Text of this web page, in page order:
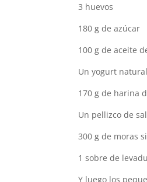
3 huevos
180 g de azúcar
100 g de aceite
Un yogurt natural
170 g de harina
Un pellizco de sal
300 g de moras
1 sobre de
Y luego los